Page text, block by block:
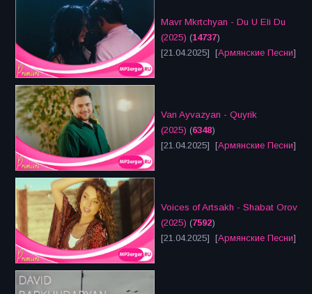
Mavr Mkrtchyan - Du U Eli Du
(2025) (14737)
[21.04.2025] [Армянские Песни]
Van Ayvazyan - Quyrik
(2025) (6348)
[21.04.2025] [Армянские Песни]
Voices of Artsakh - Shabat Orov
(2025) (7592)
[21.04.2025] [Армянские Песни]